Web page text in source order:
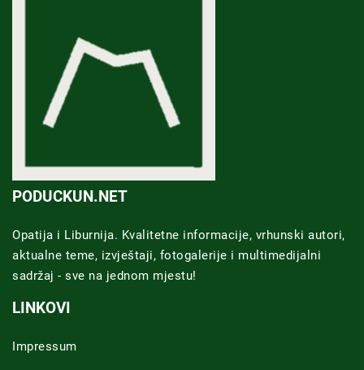
PODUCKUN.NET
Opatija i Liburnija. Kvalitetne informacije, vrhunski autori,
aktualne teme, izvještaji, fotogalerije i multimedijalni
sadržaj - sve na jednom mjestu!
LINKOVI
Impressum